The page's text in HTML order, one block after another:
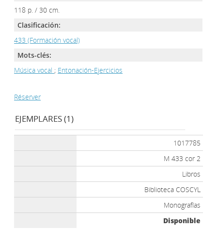
118 p. / 30 cm.
Clasificación:
433 (Formación vocal)
Mots-clés:
Música vocal ; Entonación-Ejercicios
Réserver
EJEMPLARES (1)
1017785
M 433 cor 2
Libros
Biblioteca COSCYL
Monografías
Disponible